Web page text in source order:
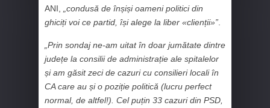
ANI,
„condusă de înșiși oameni politici din
ghiciți voi ce partid, își alege la liber «clienții»”
„Prin sondaj ne-am uitat în doar jumătate dintre
județe la consilii de administrație ale spitalelor
și am găsit zeci de cazuri cu consilieri locali în
CA care au și o poziție politică (lucru perfect
normal, de altfel!). Cel puțin 33 cazuri din PSD,